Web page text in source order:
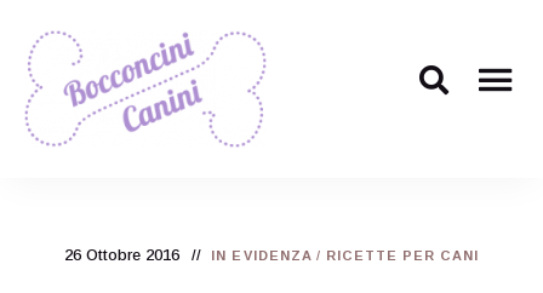
carino26 Ottobre 2016 IN EVIDENZA / RICETTE PER CANI